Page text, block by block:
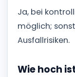
Ja, bei
möglich;
Ausfallrisiken.
Wie hoch